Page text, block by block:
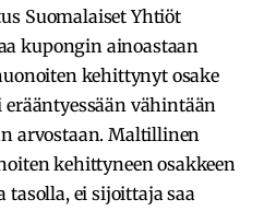
Suomalaiset Yhtiöt
kupongin ainoastaan
kehittynyt osake
vähintään
arvostaan. Maltillinen
kehittyneen osakkeen
tasolla, ei sijoittaja saa